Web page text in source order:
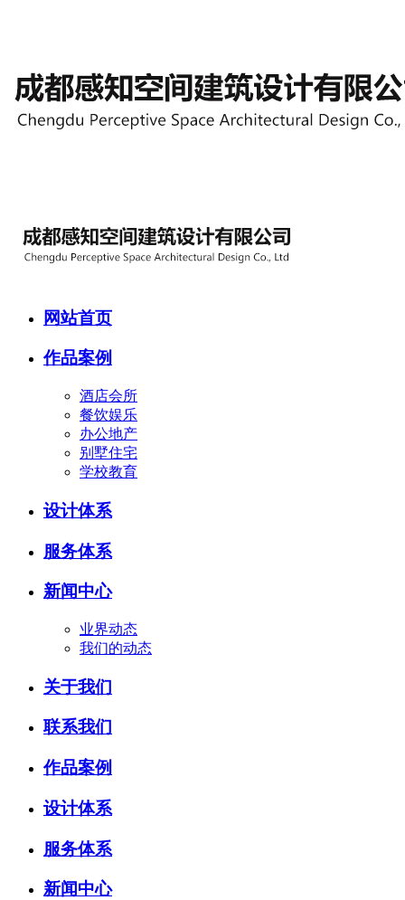
网站首页
作品案例
酒店会所
餐饮娱乐
办公地产
别墅住宅
学校教育
设计体系
服务体系
新闻中心
业界动态
我们的动态
关于我们
联系我们
作品案例
设计体系
服务体系
新闻中心